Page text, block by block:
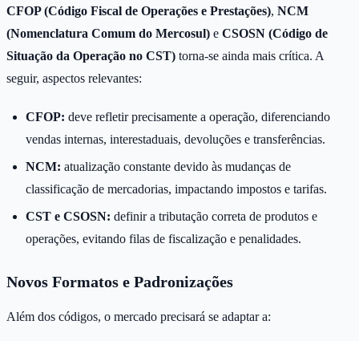
CFOP (Código Fiscal de Operações e Prestações), NCM
(Nomenclatura Comum do Mercosul) e CSOSN (Código de
Situação da Operação no CST) torna-se ainda mais crítica. A
seguir, aspectos relevantes:
CFOP: deve refletir precisamente a operação, diferenciando
vendas internas, interestaduais, devoluções e transferências.
NCM: atualização constante devido às mudanças de
classificação de mercadorias, impactando impostos e tarifas.
CST e CSOSN: definir a tributação correta de produtos e
operações, evitando filas de fiscalização e penalidades.
Novos Formatos e Padronizações
Além dos códigos, o mercado precisará se adaptar a: